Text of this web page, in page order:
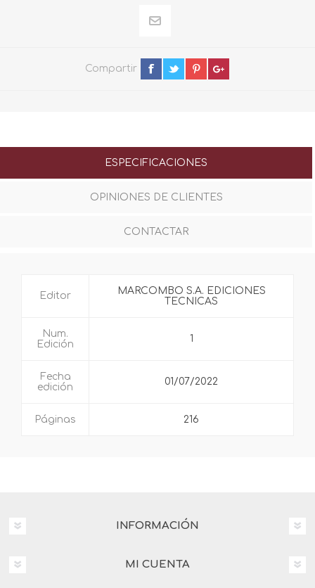
Compartir
ESPECIFICACIONES
OPINIONES DE CLIENTES
CONTACTAR
Editor
MARCOMBO S.A. EDICIONES
TECNICAS
Num.
Edición
1
Fecha
edición
01/07/2022
Páginas 216
INFORMACIÓN
MI CUENTA